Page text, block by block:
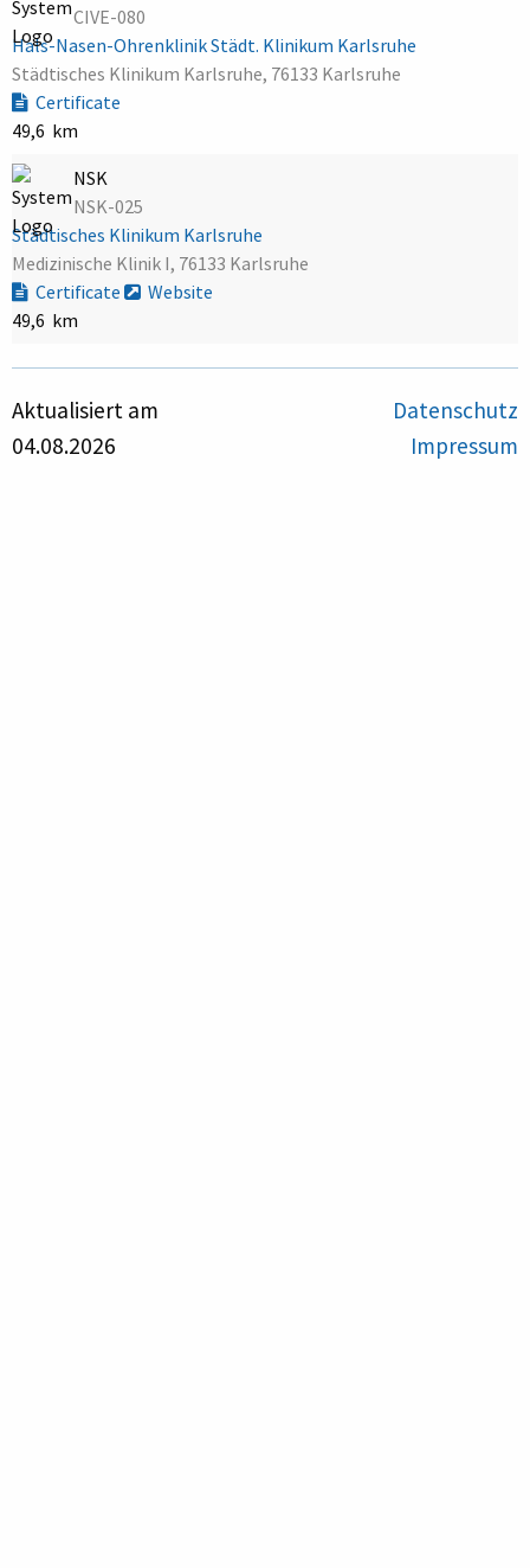
CIVE-080
Hals-Nasen-Ohrenklinik Städt. Klinikum Karlsruhe
Städtisches Klinikum Karlsruhe, 76133 Karlsruhe
Certificate
49,6 km
NSK
NSK-025
Städtisches Klinikum Karlsruhe
Medizinische Klinik I, 76133 Karlsruhe
Certificate
Website
49,6 km
Aktualisiert am
04.08.2026
Datenschutz
Impressum